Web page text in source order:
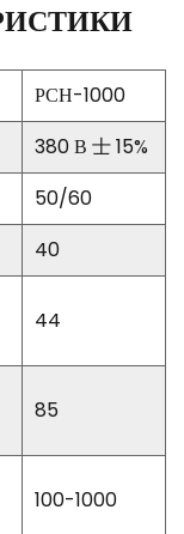
РСН-1000
380 В 士 15%
50/60
40
44
85
100-1000